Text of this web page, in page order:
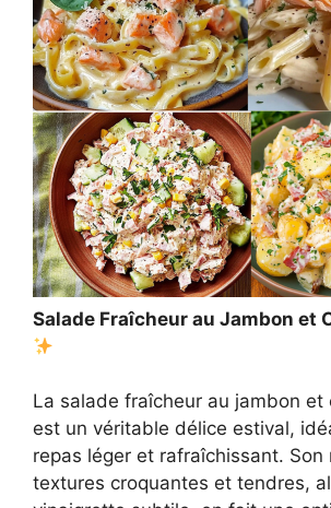
Salade Fraîcheur au Jambon et
La salade fraîcheur au jambon et
est un véritable délice estival,
repas léger et rafraîchissant. Son
textures croquantes et tendres,